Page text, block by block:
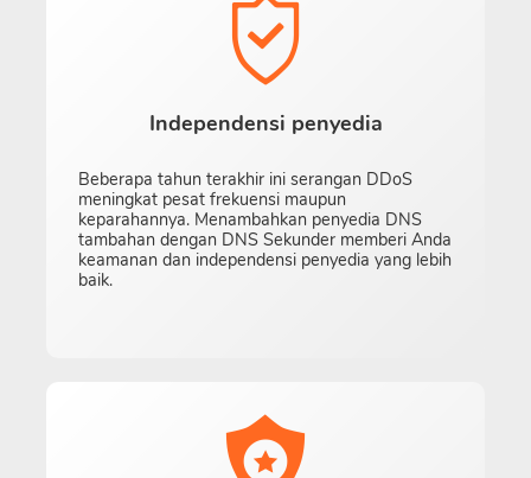
Independensi penyedia
Beberapa tahun terakhir ini serangan DDoS
meningkat pesat frekuensi maupun
keparahannya. Menambahkan penyedia DNS
tambahan dengan DNS Sekunder memberi Anda
keamanan dan independensi penyedia yang lebih
baik.